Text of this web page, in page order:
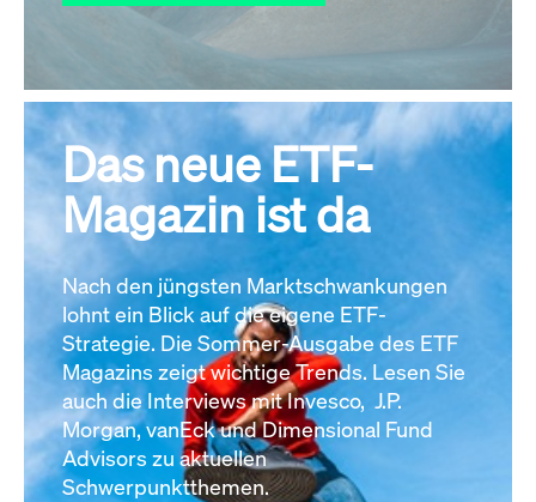
Alle Events
Das neue ETF-
Magazin ist da
Nach den jüngsten Marktschwankungen
lohnt ein Blick auf die eigene ETF-
Strategie. Die Sommer-Ausgabe des ETF
Magazins zeigt wichtige Trends. Lesen Sie
auch die Interviews mit Invesco, J.P.
Morgan, vanEck und Dimensional Fund
Advisors zu aktuellen
Schwerpunktthemen.